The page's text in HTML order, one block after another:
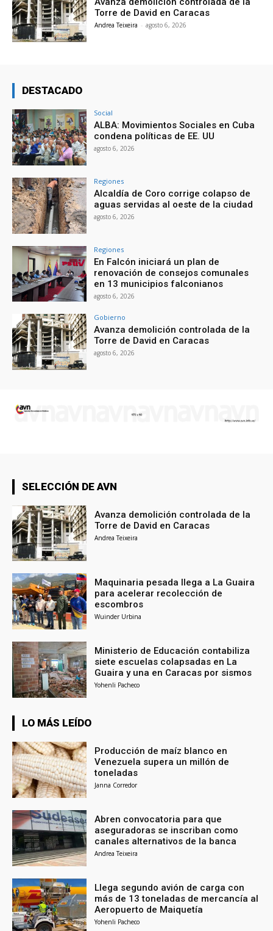
Torre de David en Caracas
Andrea Teixeira - agosto 6, 2026
DESTACADO
Social
ALBA: Movimientos Sociales en Cuba
condena políticas de EE. UU
agosto 6, 2026
Regiones
Alcaldía de Coro corrige colapso de
aguas servidas al oeste de la ciudad
agosto 6, 2026
Regiones
En Falcón iniciará un plan de
renovación de consejos comunales
en 13 municipios falconianos
agosto 6, 2026
Gobierno
Avanza demolición controlada de la
Torre de David en Caracas
agosto 6, 2026
SELECCIÓN DE AVN
Avanza demolición controlada de la
Torre de David en Caracas
Andrea Teixeira
Maquinaria pesada llega a La Guaira
para acelerar recolección de
escombros
Wuinder Urbina
Ministerio de Educación contabiliza
siete escuelas colapsadas en La
Guaira y una en Caracas por sismos
Yohenli Pacheco
LO MÁS LEÍDO
Producción de maíz blanco en
Venezuela supera un millón de
toneladas
Janna Corredor
Abren convocatoria para que
aseguradoras se inscriban como
canales alternativos de la banca
Andrea Teixeira
Llega segundo avión de carga con
más de 13 toneladas de mercancía al
Aeropuerto de Maiquetía
Yohenli Pacheco